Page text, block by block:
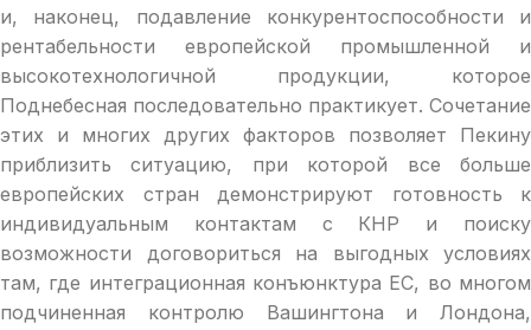
и, наконец, подавление конкурентоспособности и
рентабельности европейской промышленной и
высокотехнологичной продукции, которое
Поднебесная последовательно практикует. Сочетание
этих и многих других факторов позволяет Пекину
приблизить ситуацию, при которой все больше
европейских стран демонстрируют готовность к
индивидуальным контактам с КНР и поиску
возможности договориться на выгодных условиях
там, где интеграционная конъюнктура ЕС, во многом
подчиненная контролю Вашингтона и Лондона,